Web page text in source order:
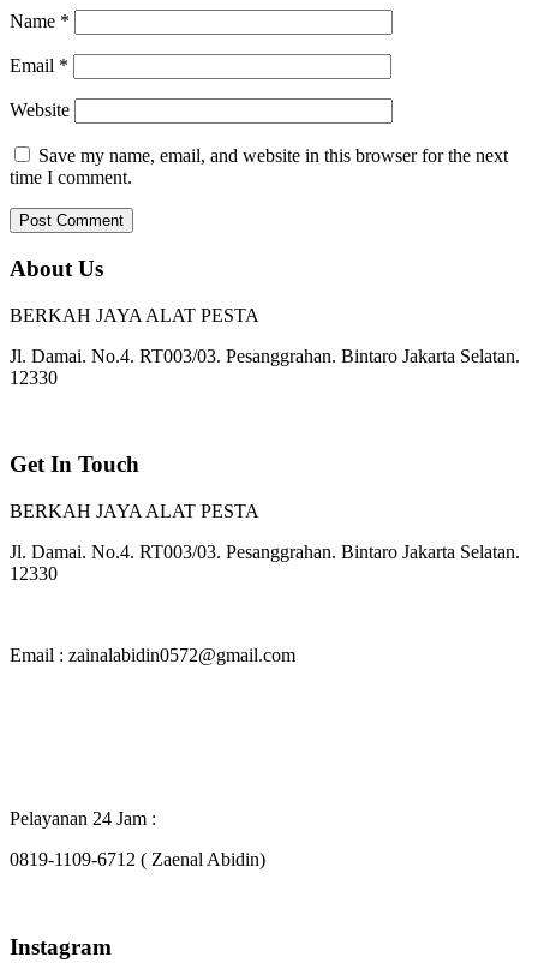
Name *
Email *
Website
Save my name, email, and website in this browser for the next
time I comment.
About Us
BERKAH JAYA ALAT PESTA
Jl. Damai. No.4. RT003/03. Pesanggrahan. Bintaro Jakarta Selatan.
12330
Get In Touch
BERKAH JAYA ALAT PESTA
Jl. Damai. No.4. RT003/03. Pesanggrahan. Bintaro Jakarta Selatan.
12330
Email : zainalabidin0572@gmail.com
Pelayanan 24 Jam :
0819-1109-6712 ( Zaenal Abidin)
Instagram